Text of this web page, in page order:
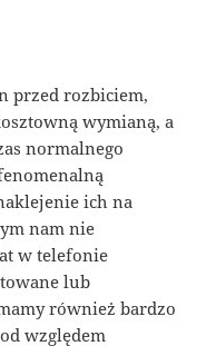
przed rozbiciem,
wymianą, a
normalnego
ich na
nam nie
w telefonie
lub
również bardzo
względem